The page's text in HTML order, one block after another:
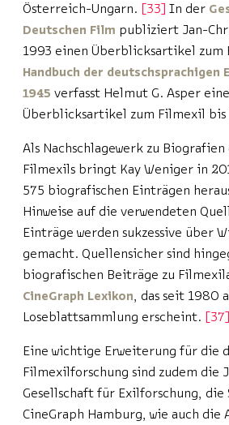
Österreich-Ungarn.
33 In der
Deutschen Film publiziert Jan-
1993 einen Überblicksartikel zum
Handbuch der deutschsprachigen
1945 verfasst Helmut G. Asper
Überblicksartikel zum Filmexil bis
Als Nachschlagewerk zu
Filmexils bringt Kay Weniger in
575 biografischen Einträgen
Hinweise auf die verwendeten
Einträge werden sukzessive über
gemacht. Quellensicher sind
biografischen Beiträge zu
CineGraph Lexikon, das seit 1980
Loseblattsammlung erscheint.
37
Eine wichtige Erweiterung für die
Filmexilforschung sind zudem die
Gesellschaft für Exilforschung, die
CineGraph Hamburg, wie auch